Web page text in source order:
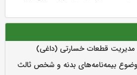
قطعات خسارتی (داغی)
بیمه‌نامه‌های بدنه و شخص ثالث